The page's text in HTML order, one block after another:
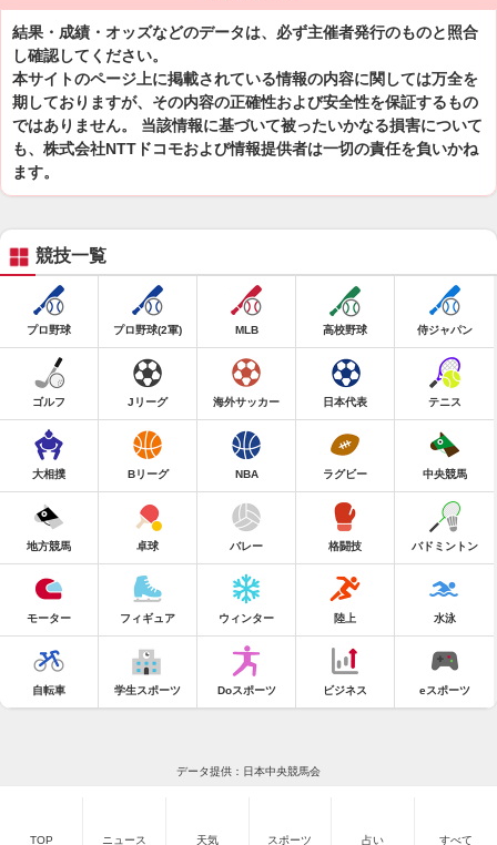
結果・成績・オッズなどのデータは、必ず主催者発行のものと照合
し確認してください。
本サイトのページ上に掲載されている情報の内容に関しては万全を
期しておりますが、その内容の正確性および安全性を保証するもの
ではありません。 当該情報に基づいて被ったいかなる損害について
も、株式会社NTTドコモおよび情報提供者は一切の責任を負いかね
ます。
競技一覧
プロ野球 プロ野球(2軍) MLB 高校野球 侍ジャパン
ゴルフ Jリーグ 海外サッカー 日本代表 テニス
大相撲 Bリーグ NBA ラグビー 中央競馬
地方競馬 卓球 バレー 格闘技 バドミントン
モーター フィギュア ウィンター 陸上 水泳
自転車 学生スポーツ Doスポーツ ビジネス eスポーツ
データ提供：日本中央競馬会
TOP ニュース 天気 スポーツ 占い すべて